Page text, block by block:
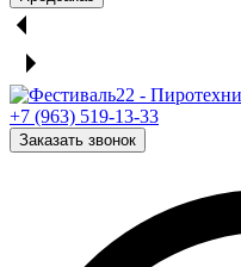
+7 (963) 519-13-33
Заказать звонок